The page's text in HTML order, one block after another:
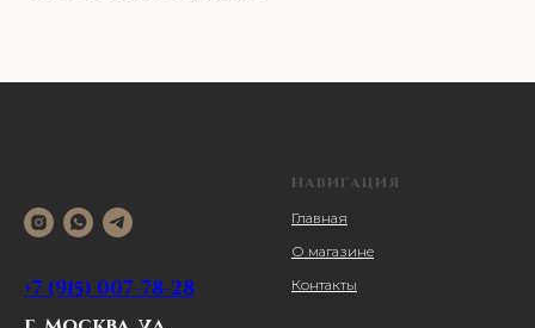
+7 (915) 007-78-28
НАВИГАЦИЯ
Главная
О магазине
Контакты